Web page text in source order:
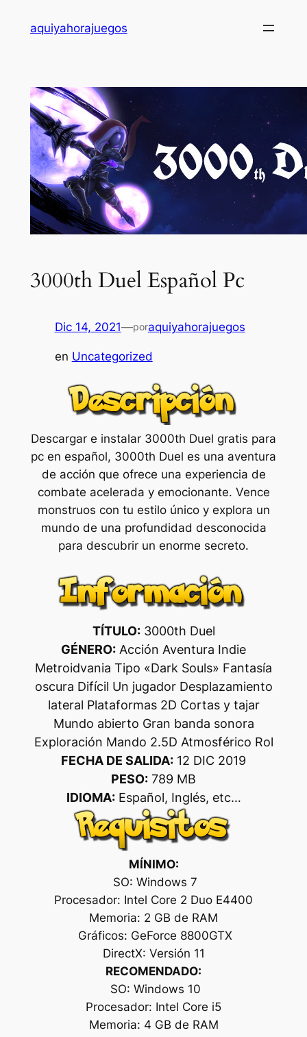
aquiyahorajuegos
3000th Duel Español Pc
Dic 14, 2021—poraquiyahorajuegos
en Uncategorized
Descargar e instalar 3000th Duel gratis para
pc en español, 3000th Duel es una aventura
de acción que ofrece una experiencia de
combate acelerada y emocionante. Vence
monstruos con tu estilo único y explora un
mundo de una profundidad desconocida
para descubrir un enorme secreto.
TÍTULO:3000th Duel
GÉNERO: Acción Aventura Indie
Metroidvania Tipo «Dark Souls» Fantasía
oscura Difícil Un jugador Desplazamiento
lateral Plataformas 2D Cortas y tajar
Mundo abierto Gran banda sonora
Exploración Mando 2.5D Atmosférico Rol
FECHA DE SALIDA: 12 DIC 2019
PESO: 789 MB
IDIOMA:Español, Inglés, etc…
MÍNIMO:
SO: Windows 7
Procesador: Intel Core 2 Duo E4400
Memoria: 2 GB de RAM
Gráficos: GeForce 8800GTX
DirectX: Versión 11
RECOMENDADO:
SO: Windows 10
Procesador: Intel Core i5
Memoria: 4 GB de RAM